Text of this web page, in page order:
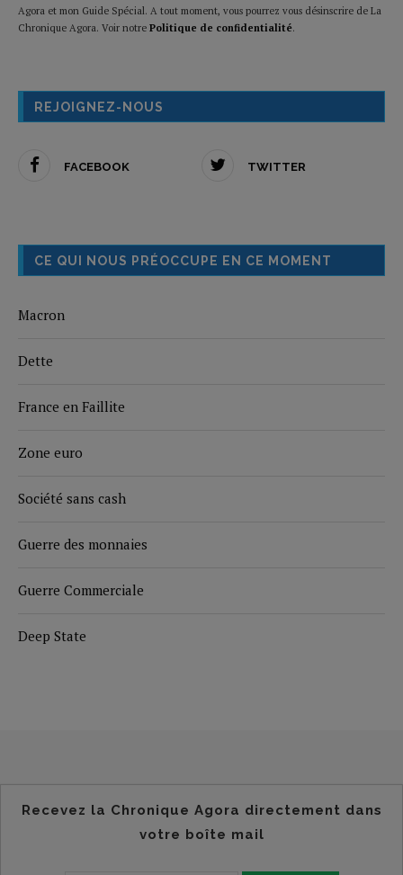
Agora et mon Guide Spécial. A tout moment, vous pourrez vous désinscrire de La
Chronique Agora. Voir notre Politique de confidentialité.
REJOIGNEZ-NOUS
FACEBOOK TWITTER
CE QUI NOUS PRÉOCCUPE EN CE MOMENT
Macron
Dette
France en Faillite
Zone euro
Société sans cash
Guerre des monnaies
Guerre Commerciale
Deep State
Recevez la Chronique Agora directement dans
votre boîte mail